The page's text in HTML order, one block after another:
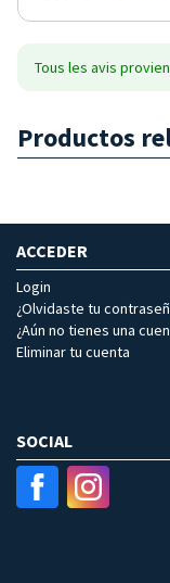
Tous les avis
Productos
ACCEDER
Login
¿Olvidaste tu
¿Aún no tienes una
Eliminar tu cuenta
SOCIAL